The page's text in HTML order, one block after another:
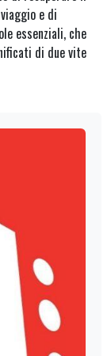
e di
essenziali, che
di due vite